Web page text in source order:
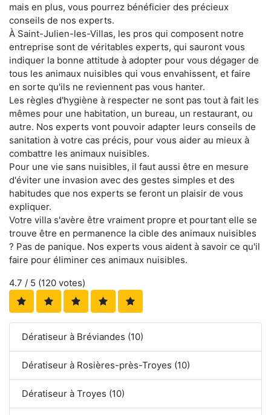
mais en plus, vous pourrez bénéficier des précieux
conseils de nos experts.
À Saint-Julien-les-Villas, les pros qui composent notre
entreprise sont de véritables experts, qui sauront vous
indiquer la bonne attitude à adopter pour vous dégager de
tous les animaux nuisibles qui vous envahissent, et faire
en sorte qu'ils ne reviennent pas vous hanter.
Les règles d'hygiène à respecter ne sont pas tout à fait les
mêmes pour une habitation, un bureau, un restaurant, ou
autre. Nos experts vont pouvoir adapter leurs conseils de
sanitation à votre cas précis, pour vous aider au mieux à
combattre les animaux nuisibles.
Pour une vie sans nuisibles, il faut aussi être en mesure
d'éviter une invasion avec des gestes simples et des
habitudes que nos experts se feront un plaisir de vous
expliquer.
Votre villa s'avère être vraiment propre et pourtant elle se
trouve être en permanence la cible des animaux nuisibles
? Pas de panique. Nos experts vous aident à savoir ce qu'il
faire pour éliminer ces animaux nuisibles.
4.7 / 5 (120 votes)
Dératiseur à Bréviandes (10)
Dératiseur à Rosières-près-Troyes (10)
Dératiseur à Troyes (10)